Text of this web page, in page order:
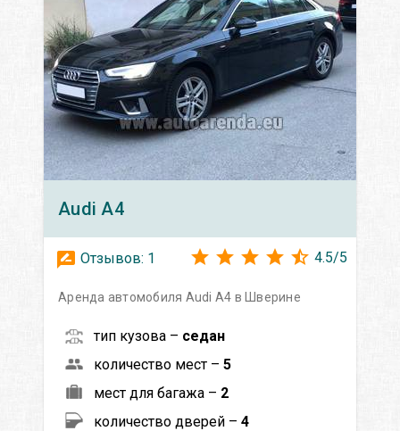
Audi A4
Отзывов: 1 4.5/5
Аренда автомобиля Audi A4 в Шверине
тип кузова – седан
количество мест – 5
мест для багажа – 2
количество дверей – 4